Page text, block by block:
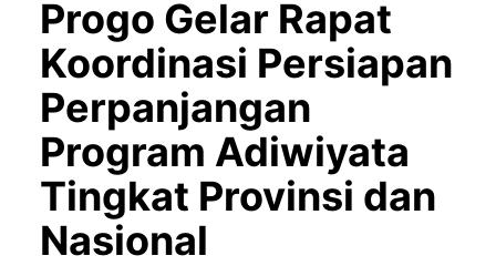
Progo Gelar Rapat
Koordinasi Persiapan
Perpanjangan
Program Adiwiyata
Tingkat Provinsi dan
Nasional